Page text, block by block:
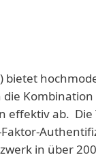
bietet
ab. Die
in über